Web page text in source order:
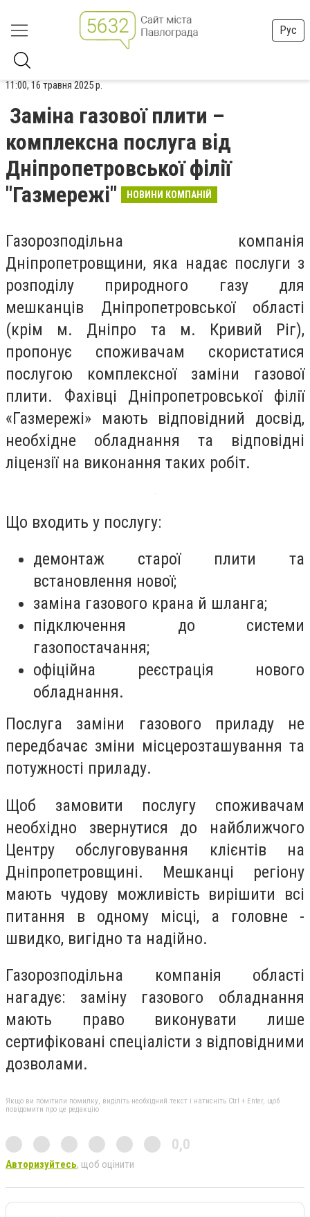
Рус
11:00, 16 травня 2025 р.
Заміна газової плити –
комплексна послуга від
Дніпропетровської філії
"Газмережі"
НОВИНИ КОМПАНІЙ
Газорозподільна компанія
Дніпропетровщини, яка надає послуги з
розподілу природного газу для
мешканців Дніпропетровської області
(крім м. Дніпро та м. Кривий Ріг),
пропонує споживачам скористатися
послугою комплексної заміни газової
плити. Фахівці Дніпропетровської філії
«Газмережі» мають відповідний досвід,
необхідне обладнання та відповідні
ліцензії на виконання таких робіт.
Що входить у послугу:
демонтаж старої плити та
встановлення нової;
заміна газового крана й шланга;
підключення до системи
газопостачання;
офіційна реєстрація нового
обладнання.
Послуга заміни газового приладу не
передбачає зміни місцерозташування та
потужності приладу.
Щоб замовити послугу споживачам
необхідно звернутися до найближчого
Центру обслуговування клієнтів на
Дніпропетровщині. Мешканці регіону
мають чудову можливість вирішити всі
питання в одному місці, а головне -
швидко, вигідно та надійно.
Газорозподільна компанія області
нагадує: заміну газового обладнання
мають право виконувати лише
сертифіковані спеціалісти з відповідними
дозволами.
Якщо ви помітили помилку, виділіть необхідний текст і натисніть Ctrl + Enter, щоб
повідомити про це редакцію
0,0
Авторизуйтесь, щоб оцінити